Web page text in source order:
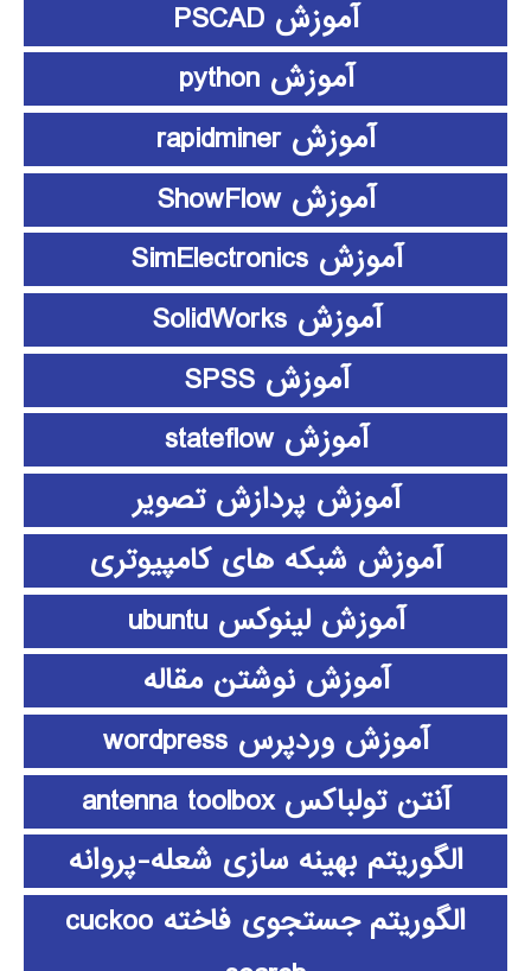
آموزش PSCAD
آموزش python
آموزش rapidminer
آموزش ShowFlow
آموزش SimElectronics
آموزش SolidWorks
آموزش SPSS
آموزش stateflow
آموزش پردازش تصویر
آموزش شبکه های کامپیوتری
آموزش لینوکس ubuntu
آموزش نوشتن مقاله
آموزش وردپرس wordpress
آنتن تولباکس antenna toolbox
الگوریتم بهینه سازی شعله-پروانه
الگوریتم جستجوی فاخته cuckoo